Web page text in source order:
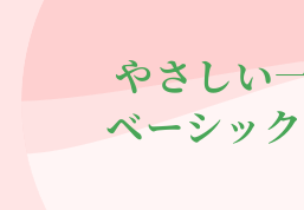
やさしい
ベーシッ